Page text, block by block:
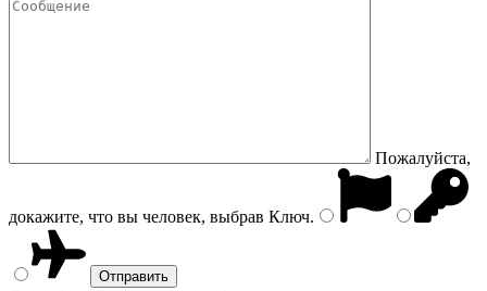
Пожалуйста,
докажите, что вы человек, выбрав Ключ.